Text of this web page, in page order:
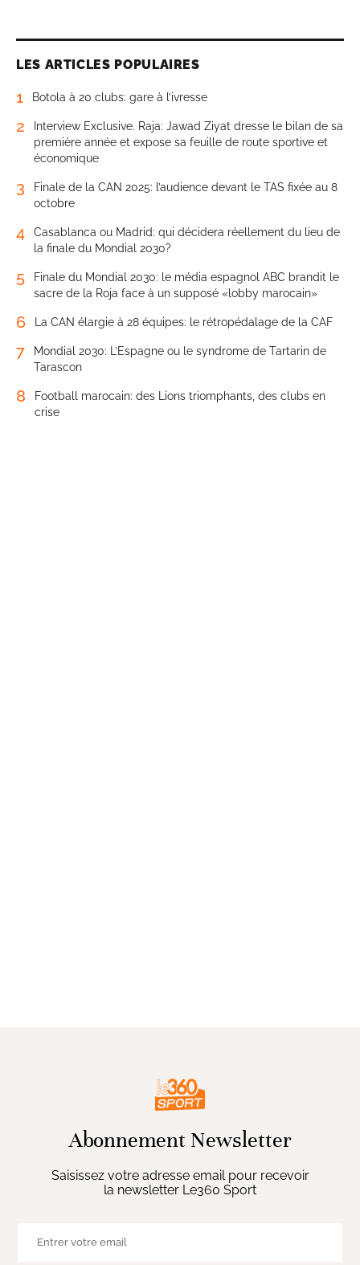
LES ARTICLES POPULAIRES
1 Botola à 20 clubs: gare à l’ivresse
2
Interview Exclusive. Raja: Jawad Ziyat dresse le bilan de sa
première année et expose sa feuille de route sportive et
économique
3
Finale de la CAN 2025: l’audience devant le TAS fixée au 8
octobre
4
Casablanca ou Madrid: qui décidera réellement du lieu de
la finale du Mondial 2030?
5
Finale du Mondial 2030: le média espagnol ABC brandit le
sacre de la Roja face à un supposé «lobby marocain»
6 La CAN élargie à 28 équipes: le rétropédalage de la CAF
7
Mondial 2030: L’Espagne ou le syndrome de Tartarin de
Tarascon
8
Football marocain: des Lions triomphants, des clubs en
crise
Abonnement Newsletter
Saisissez votre adresse email pour recevoir
la newsletter Le360 Sport